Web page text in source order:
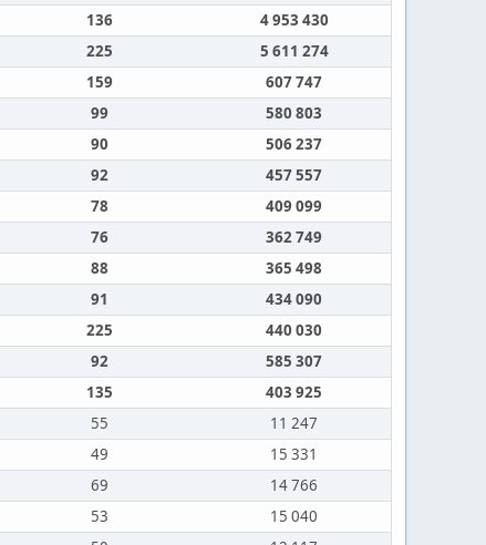
136
4 953 430
225
5 611 274
159
607 747
99
580 803
90
506 237
92
457 557
78
409 099
76
362 749
88
365 498
91
434 090
225
440 030
92
585 307
135
403 925
55
11 247
49
15 331
69
14 766
53
15 040